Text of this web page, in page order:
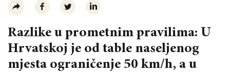
Razlike u prometnim pravilima: U
Hrvatskoj je od table naseljenog
mjesta ograničenje 50 km/h, a u